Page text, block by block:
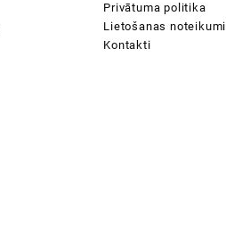
Privātuma politika
Lietošanas noteikumi
Kontakti